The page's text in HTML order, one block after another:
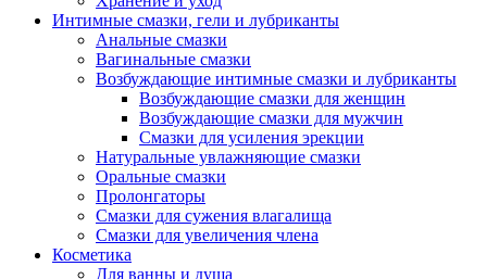
Интимные смазки, гели и лубриканты
Анальные смазки
Вагинальные смазки
Возбуждающие интимные смазки и лубриканты
Возбуждающие смазки для женщин
Возбуждающие смазки для мужчин
Смазки для усиления эрекции
Натуральные увлажняющие смазки
Оральные смазки
Пролонгаторы
Смазки для сужения влагалища
Смазки для увеличения члена
Косметика
Для ванны и душа